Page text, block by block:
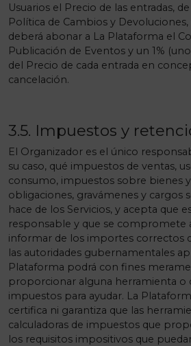
Usuarios el Precio de las entradas,
Política de Cambios y
deberá abonar a La Plataforma el
Publicación de Eventos y un 1%
del Precio de cada entrada en
cancelación.
3.5. Impuestos y
El Organizador es el único
su caso, qué impuestos de ventas,
consumo, impuestos sobre bienes
obligaciones, gravámenes y cargos
hace de los Servicios, y acepta que
responsable y que se compromete
informar de los importes correctos
las autoridades gubernamentales
Plataforma podrá con fines
proporcionar alguna herramienta o
impuestos para ayudar. La
certifica ni garantiza que las
calculadoras de impuestos que
los requisitos impositivos que